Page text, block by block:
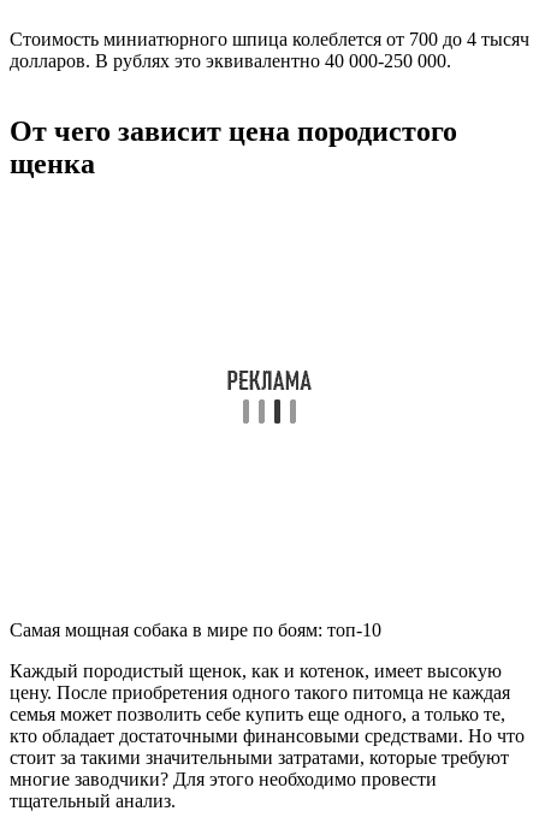
Стоимость миниатюрного шпица колеблется от 700 до 4 тысяч
долларов. В рублях это эквивалентно 40 000-250 000.
От чего зависит цена породистого
щенка
Самая мощная собака в мире по боям: топ-10
Каждый породистый щенок, как и котенок, имеет высокую
цену. После приобретения одного такого питомца не каждая
семья может позволить себе купить еще одного, а только те,
кто обладает достаточными финансовыми средствами. Но что
стоит за такими значительными затратами, которые требуют
многие заводчики? Для этого необходимо провести
тщательный анализ.